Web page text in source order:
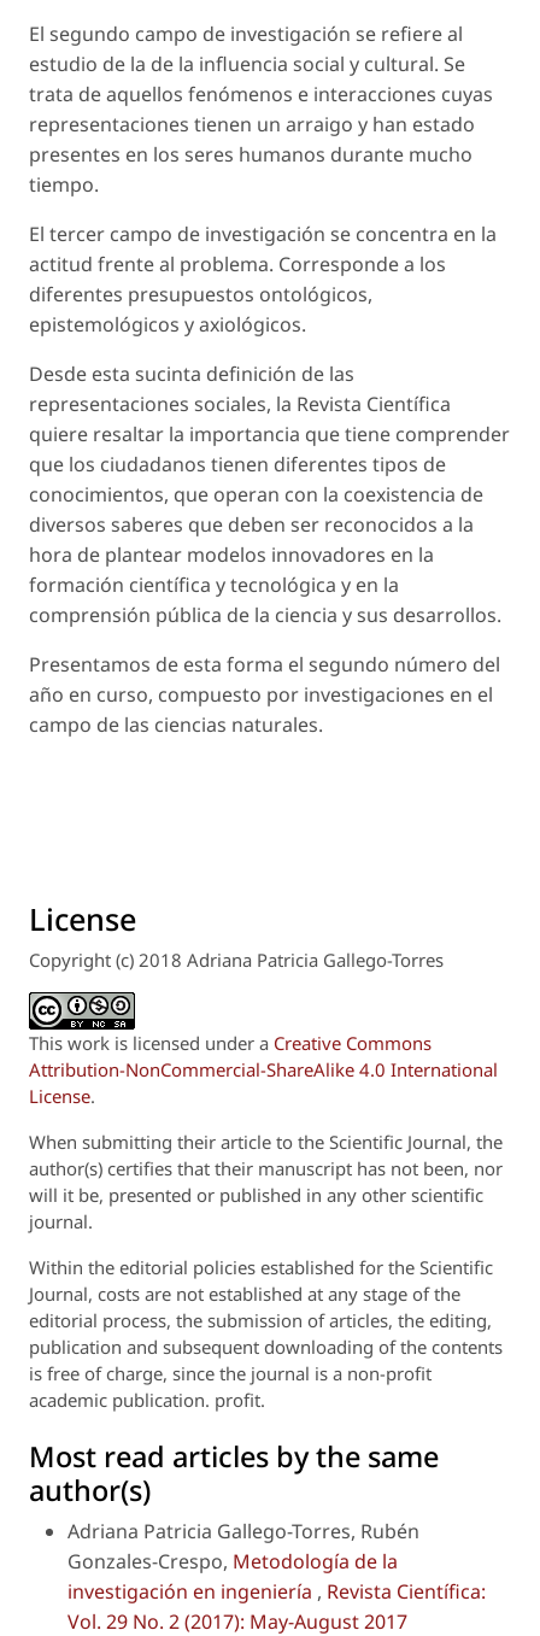
El segundo campo de investigación se refiere al
estudio de la de la influencia social y cultural. Se
trata de aquellos fenómenos e interacciones cuyas
representaciones tienen un arraigo y han estado
presentes en los seres humanos durante mucho
tiempo.
El tercer campo de investigación se concentra en la
actitud frente al problema. Corresponde a los
diferentes presupuestos ontológicos,
epistemológicos y axiológicos.
Desde esta sucinta definición de las
representaciones sociales, la Revista Científica
quiere resaltar la importancia que tiene comprender
que los ciudadanos tienen diferentes tipos de
conocimientos, que operan con la coexistencia de
diversos saberes que deben ser reconocidos a la
hora de plantear modelos innovadores en la
formación científica y tecnológica y en la
comprensión pública de la ciencia y sus desarrollos.
Presentamos de esta forma el segundo número del
año en curso, compuesto por investigaciones en el
campo de las ciencias naturales.
License
Copyright (c) 2018 Adriana Patricia Gallego-Torres
This work is licensed under a Creative Commons
Attribution-NonCommercial-ShareAlike 4.0 International
License.
When submitting their article to the Scientific Journal, the
author(s) certifies that their manuscript has not been, nor
will it be, presented or published in any other scientific
journal.
Within the editorial policies established for the Scientific
Journal, costs are not established at any stage of the
editorial process, the submission of articles, the editing,
publication and subsequent downloading of the contents
is free of charge, since the journal is a non-profit
academic publication. profit.
Most read articles by the same
author(s)
Adriana Patricia Gallego-Torres, Rubén
Gonzales-Crespo, Metodología de la
investigación en ingeniería , Revista Científica:
Vol. 29 No. 2 (2017): May-August 2017